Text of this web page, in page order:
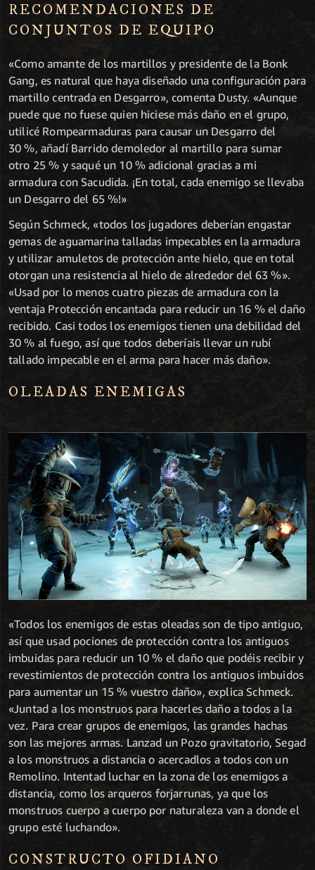
RECOMENDACIONES DE
CONJUNTOS DE EQUIPO
«Como amante de los martillos y presidente de la Bonk
Gang, es natural que haya diseñado una configuración para
martillo centrada en Desgarro», comenta Dusty. «Aunque
puede que no fuese quien hiciese más daño en el grupo,
utilicé Rompearmaduras para causar un Desgarro del
30 %, añadí Barrido demoledor al martillo para sumar
otro 25 % y saqué un 10 % adicional gracias a mi
armadura con Sacudida. ¡En total, cada enemigo se llevaba
un Desgarro del 65 %!»
Según Schmeck, «todos los jugadores deberían engastar
gemas de aguamarina talladas impecables en la armadura
y utilizar amuletos de protección ante hielo, que en total
otorgan una resistencia al hielo de alrededor del 63 %».
«Usad por lo menos cuatro piezas de armadura con la
ventaja Protección encantada para reducir un 16 % el daño
recibido. Casi todos los enemigos tienen una debilidad del
30 % al fuego, así que todos deberíais llevar un rubí
tallado impecable en el arma para hacer más daño».
OLEADAS ENEMIGAS
«Todos los enemigos de estas oleadas son de tipo antiguo,
así que usad pociones de protección contra los antiguos
imbuidas para reducir un 10 % el daño que podéis recibir y
revestimientos de protección contra los antiguos imbuidos
para aumentar un 15 % vuestro daño», explica Schmeck.
«Juntad a los monstruos para hacerles daño a todos a la
vez. Para crear grupos de enemigos, las grandes hachas
son las mejores armas. Lanzad un Pozo gravitatorio, Segad
a los monstruos a distancia o acercadlos a todos con un
Remolino. Intentad luchar en la zona de los enemigos a
distancia, como los arqueros forjarrunas, ya que los
monstruos cuerpo a cuerpo por naturaleza van a donde el
grupo esté luchando».
CONSTRUCTO OFIDIANO